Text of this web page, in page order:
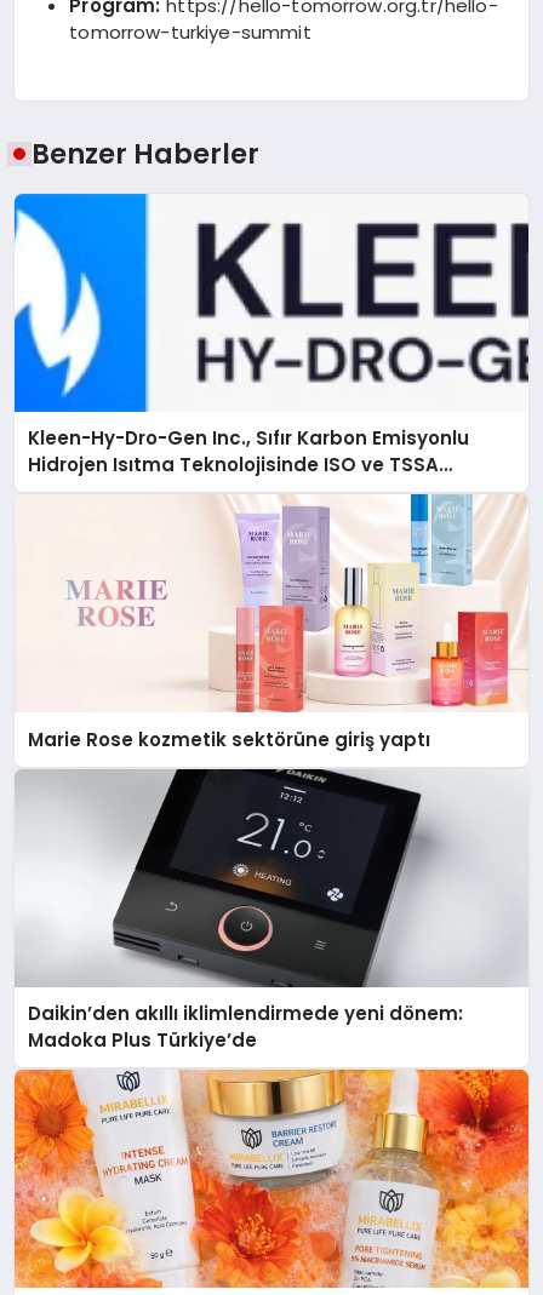
Program: https://hello-tomorrow.org.tr/hello-
tomorrow-turkiye-summit
Benzer Haberler
Kleen-Hy-Dro-Gen Inc., Sıfır Karbon Emisyonlu
Hidrojen Isıtma Teknolojisinde ISO ve TSSA
Düzenleyici Onaylarını Aldı
Marie Rose kozmetik sektörüne giriş yaptı
Daikin’den akıllı iklimlendirmede yeni dönem:
Madoka Plus Türkiye’de